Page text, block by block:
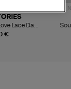
€
Lace Dark